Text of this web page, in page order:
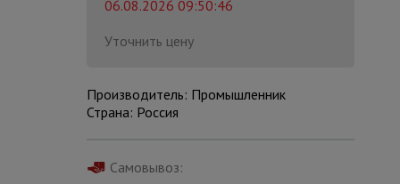
06.08.2026 09:50:46
Уточнить цену
Производитель: Промышленник
Страна: Россия
Самовывоз: